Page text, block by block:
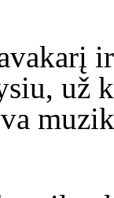
už